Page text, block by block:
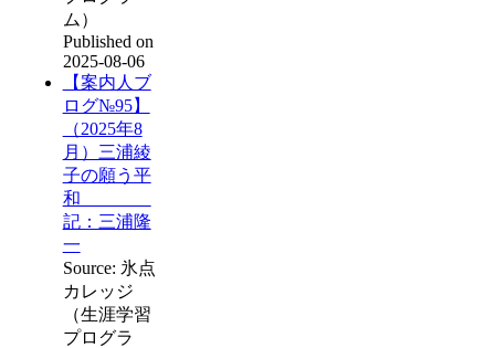
ム）
Published on
2025-08-06
【案内人ブ
ログ№95】
（2025年8
月）三浦綾
子の願う平
和
記：三浦隆
一
Source: 氷点
カレッジ
（生涯学習
プログラ